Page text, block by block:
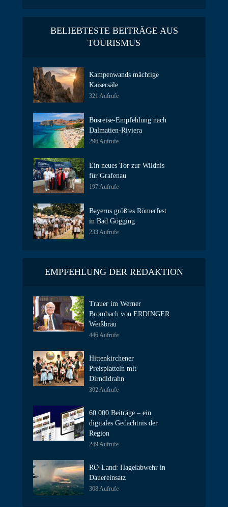
BELIEBTESTE BEITRÄGE AUS
TOURISMUS
Kampenwands mächtige
Kaisersäle
321 Aufrufe
Busreise-Empfehlung nach
Dalmatien-Riviera
296 Aufrufe
Ein neues Tor zur Wildnis
für Grafenau
197 Aufrufe
Bayerns größtes Römerfest
in Bad Gögging
233 Aufrufe
EMPFEHLUNG DER REDAKTION
Trauer im Werner
Brombach von ERDINGER
Weißbräu
446 Aufrufe
Hittenkirchener
Preisplatteln mit
Dirndldrahn
302 Aufrufe
60.000 Beiträge – ein
digitales Gedächtnis der
Region
249 Aufrufe
RO-Land: Hagelabwehr in
Dauereinsatz
308 Aufrufe